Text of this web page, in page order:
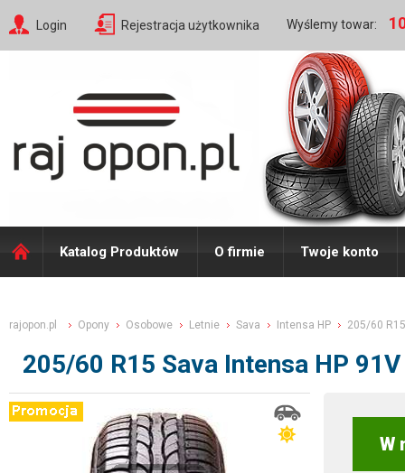
Login Rejestracja użytkownika Wyślemy towar:
Katalog Produktów O firmie Twoje konto
rajopon.pl Opony Osobowe Letnie Sava Intensa HP 205/60 R15
205/60 R15 Sava Intensa HP
W